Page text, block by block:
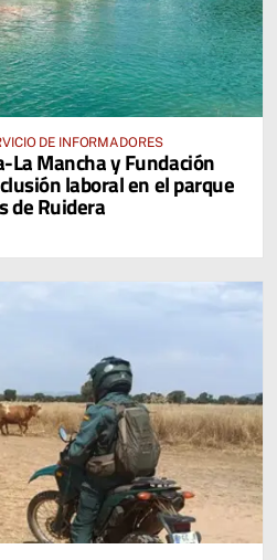
DE INFORMADORES
La Mancha y Fundación
laboral en el parque
de Ruidera